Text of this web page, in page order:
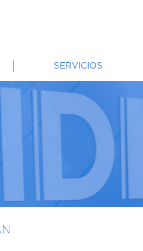
SERVICIOS